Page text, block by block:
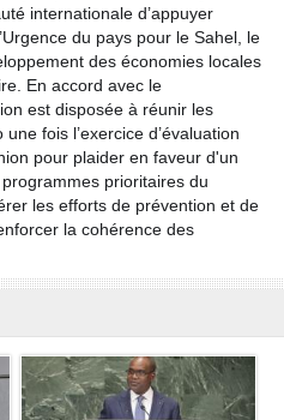
internationale d’appuyer
du pays pour le Sahel, le
des économies locales
En accord avec le
est disposée à réunir les
fois l’exercice d’évaluation
pour plaider en faveur d'un
prioritaires du
les efforts de prévention et de
la cohérence des